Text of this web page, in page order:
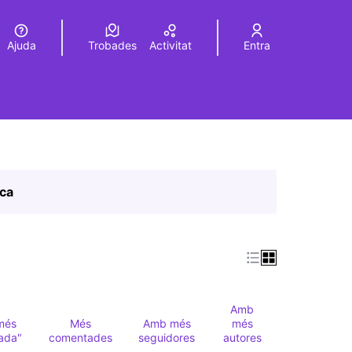
Elegir el idioma Choose language
Ajuda Trobades Activitat Entra
Més
comentades
Amb més
seguidores
Amb
més
autores